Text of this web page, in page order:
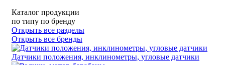
Каталог продукции
по типу по бренду
Открыть все разделы
Открыть все бренды
Датчики положения, инклинометры, угловые датчики